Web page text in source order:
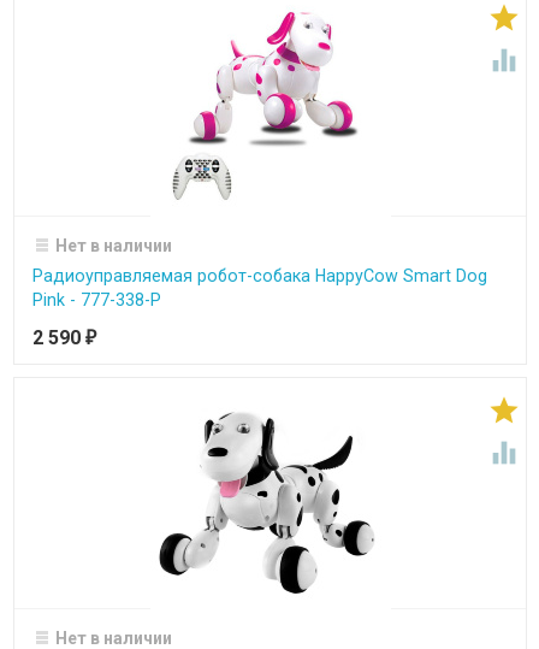


Нет в наличии
Радиоуправляемая робот-собака HappyCow Smart Dog
Pink - 777-338-P
2 590 ₽


Нет в наличии